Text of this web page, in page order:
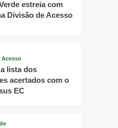
estreia com
Divisão de Acesso
Acesso
lista dos
acertados com o
EC